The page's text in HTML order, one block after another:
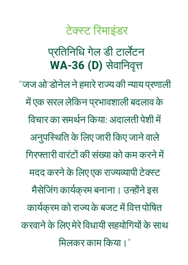
टेक्स्ट रिमाइंडर
प्रतिनिधि गेल डी टार्लेटन
WA-36 (D) सेवानिवृत्त
“जज ओ'डोनेल ने हमारे राज्य की न्याय प्रणाली
में एक सरल लेकिन प्रभावशाली बदलाव के
विचार का समर्थन किया: अदालती पेशी में
अनुपस्थिति के लिए जारी किए जाने वाले
गिरफ्तारी वारंटों की संख्या को कम करने में
मदद करने के लिए एक राज्यव्यापी टेक्स्ट
मैसेजिंग कार्यक्रम बनाना। उन्होंने इस
कार्यक्रम को राज्य के बजट में वित्त पोषित
करवाने के लिए मेरे विधायी सहयोगियों के साथ
मिलकर काम किया।”